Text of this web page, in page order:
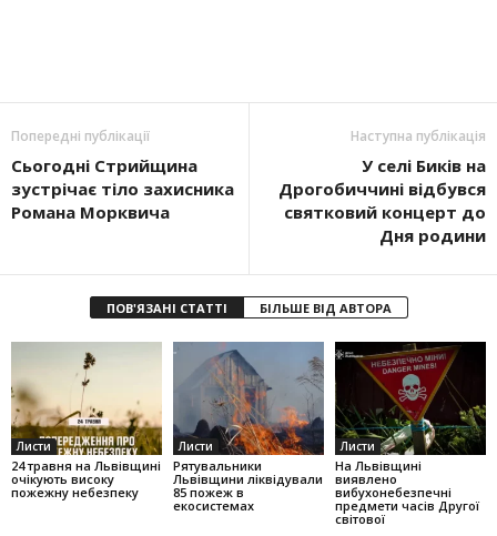
Попередні публікації
Сьогодні Стрийщина
зустрічає тіло захисника
Романа Морквича
Наступна публікація
У селі Биків на
Дрогобиччині відбувся
святковий концерт до
Дня родини
ПОВ'ЯЗАНІ СТАТТІ БІЛЬШЕ ВІД АВТОРА
Листи
24 травня на Львівщині
очікують високу
пожежну небезпеку
Листи
Рятувальники
Львівщини ліквідували
85 пожеж в
екосистемах
Листи
На Львівщині
виявлено
вибухонебезпечні
предмети часів Другої
світової